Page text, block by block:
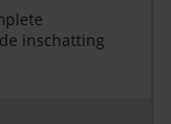
inschatting